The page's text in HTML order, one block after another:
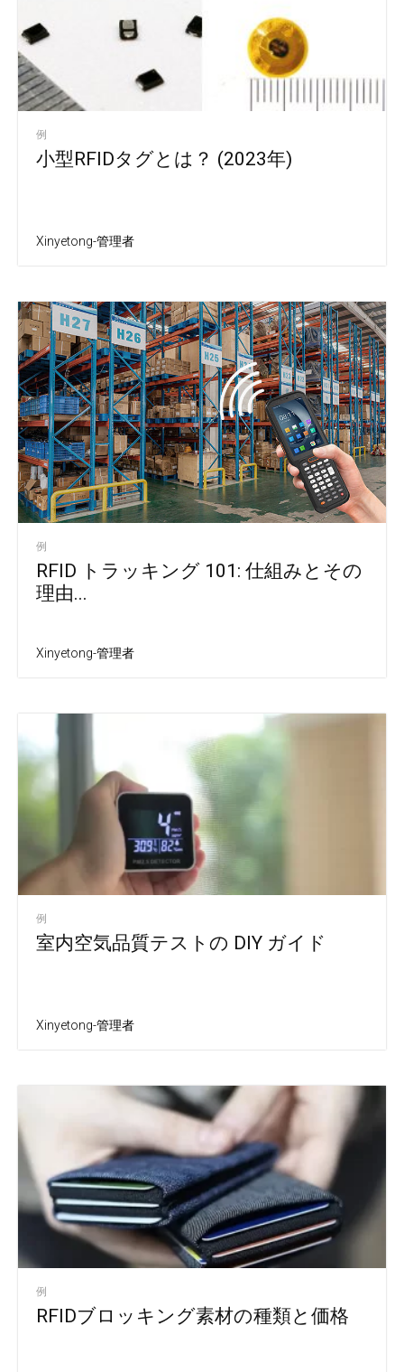
例
小型RFIDタグとは？ (2023年)
Xinyetong-管理者
例
RFID トラッキング 101: 仕組みとその
理由...
Xinyetong-管理者
例
室内空気品質テストの DIY ガイド
Xinyetong-管理者
例
RFIDブロッキング素材の種類と価格